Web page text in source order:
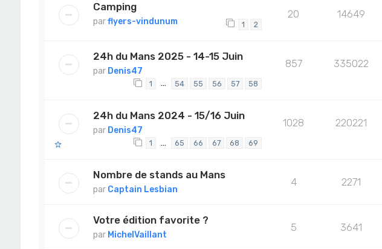
Camping
parflyers-vindunum 1 2
20 14649
24h du Mans 2025 - 14-15 Juin
par Denis47
1 … 54 55 56 57 58
857 335022
24h du Mans 2024 - 15/16 Juin
par Denis47
1 … 65 66 67 68 69
1028 220221
Nombre de stands au Mans
par Captain Lesbian
4 2271
Votre édition favorite ?
par MichelVaillant
5 3641